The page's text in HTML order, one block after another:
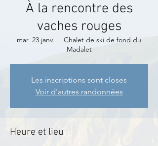
À la rencontre des
vaches rouges
mar. 23 janv.
  |
Chalet de ski de fond du
Madalet
Les inscriptions sont closes
Voir d'autres randonnées
Heure et lieu